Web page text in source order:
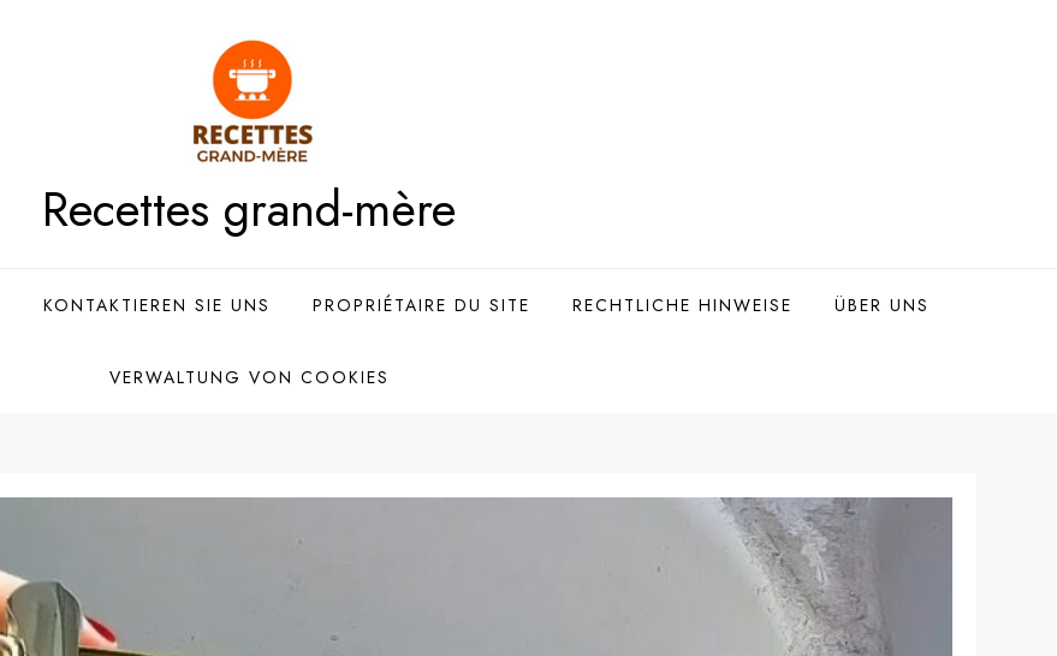
Recettes grand-mère
KONTAKTIEREN SIE UNS PROPRIÉTAIRE DU SITE RECHTLICHE HINWEISE ÜBER UNS
VERWALTUNG VON COOKIES